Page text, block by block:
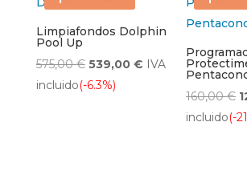
Limpiafondos Dolphin
Pool Up
575,00€ El
precio
539,00 €ElIVA
incluido(-6.3%)
160,00€
incluido(-